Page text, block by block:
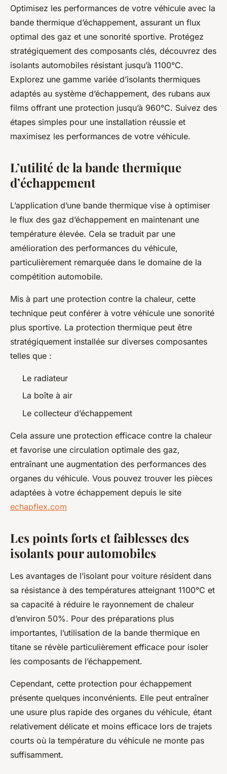
Bandes thermiques
d'échappement : rôle et
fonctionnement
diodore• 22 novembre 2023•2 min de lecture
Optimisez les performances de votre véhicule avec la
bande thermique d’échappement, assurant un flux
optimal des gaz et une sonorité sportive. Protégez
stratégiquement des composants clés, découvrez des
isolants automobiles résistant jusqu’à 1100°C.
Explorez une gamme variée d’isolants thermiques
adaptés au système d’échappement, des rubans aux
films offrant une protection jusqu’à 960°C. Suivez des
étapes simples pour une installation réussie et
maximisez les performances de votre véhicule.
L’utilité de la bande thermique
d’échappement
L’application d’une bande thermique vise à optimiser
le flux des gaz d’échappement en maintenant une
température élevée. Cela se traduit par une
amélioration des performances du véhicule,
particulièrement remarquée dans le domaine de la
compétition automobile.
Mis à part une protection contre la chaleur, cette
technique peut conférer à votre véhicule une sonorité
plus sportive. La protection thermique peut être
stratégiquement installée sur diverses composantes
telles que :
Le radiateur
La boîte à air
Le collecteur d’échappement
Cela assure une protection efficace contre la chaleur
et favorise une circulation optimale des gaz,
entraînant une augmentation des performances des
organes du véhicule. Vous pouvez trouver les pièces
adaptées à votre échappement depuis le site
echapflex.com
Les points forts et faiblesses des
isolants pour automobiles
Les avantages de l’isolant pour voiture résident dans
sa résistance à des températures atteignant 1100°C et
sa capacité à réduire le rayonnement de chaleur
d’environ 50%. Pour des préparations plus
importantes, l’utilisation de la bande thermique en
titane se révèle particulièrement efficace pour isoler
les composants de l’échappement.
Cependant, cette protection pour échappement
présente quelques inconvénients. Elle peut entraîner
une usure plus rapide des organes du véhicule, étant
relativement délicate et moins efficace lors de trajets
courts où la température du véhicule ne monte pas
suffisamment.